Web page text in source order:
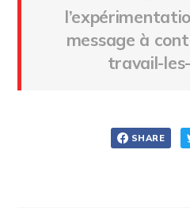
message à
travail-
SHARE